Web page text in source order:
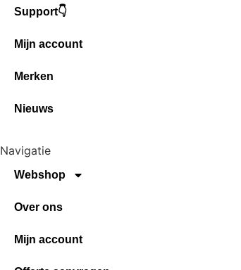
Support👇
Mijn account
Merken
Nieuws
Navigatie
Webshop
Over ons
Mijn account